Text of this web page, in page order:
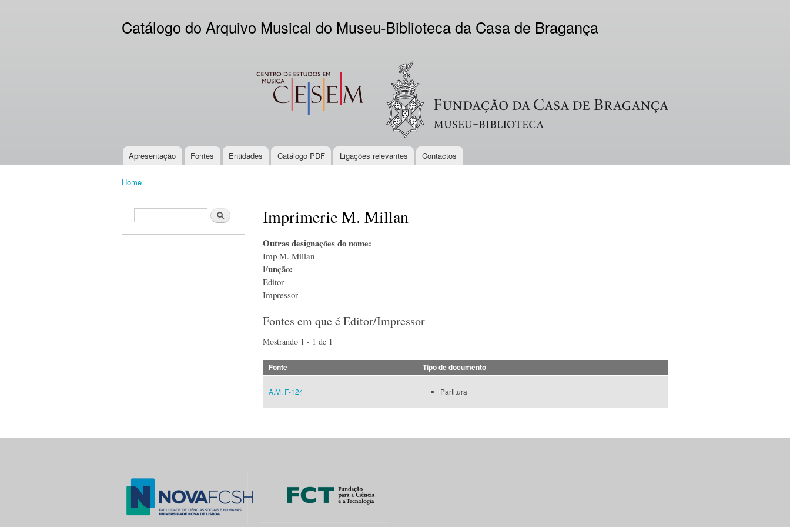
content
Catálogo do Arquivo Musical do Museu-Biblioteca da Casa de Bragança
CESEM Logo VV
Main menu
Apresentação Fontes Entidades Catálogo PDF Ligações relevantes Contactos
Home
Search form Search Imprimerie M. Millan
Outras designações do nome:
Imp M. Millan
Função:
Editor
Impressor
Fontes em que é Editor/Impressor
Mostrando 1 - 1 de 1
Fonte Tipo de documento
A.M. F-124 Partitura